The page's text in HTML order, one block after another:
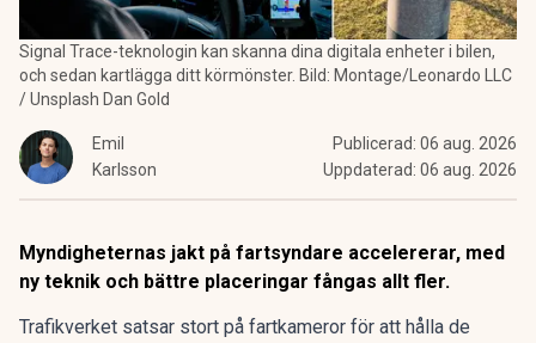
Signal Trace-teknologin kan skanna dina digitala enheter i bilen,
och sedan kartlägga ditt körmönster. Bild: Montage/Leonardo LLC
/ Unsplash Dan Gold
Emil
Karlsson
Publicerad: 06 aug. 2026
Uppdaterad: 06 aug. 2026
Myndigheternas jakt på fartsyndare accelererar, med
ny teknik och bättre placeringar fångas allt fler.
Trafikverket satsar stort på fartkameror för att hålla de